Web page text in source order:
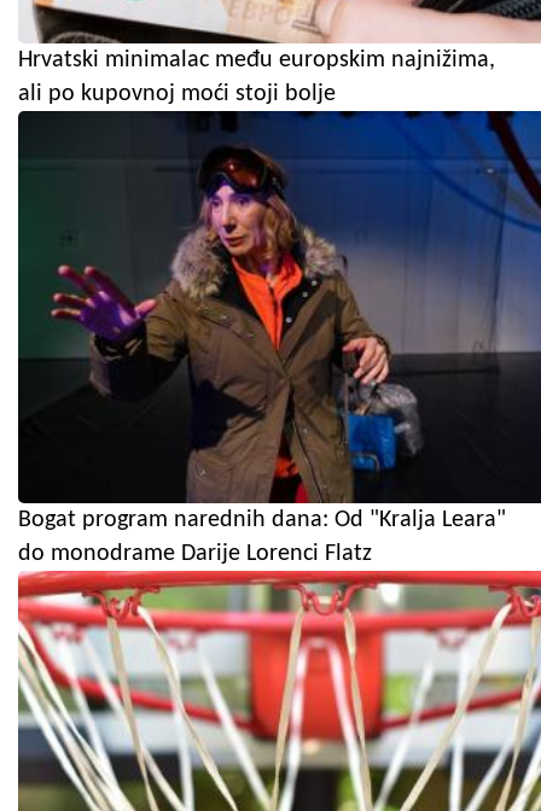
Hrvatski minimalac među europskim najnižima,
ali po kupovnoj moći stoji bolje
Bogat program narednih dana: Od "Kralja Leara"
do monodrame Darije Lorenci Flatz